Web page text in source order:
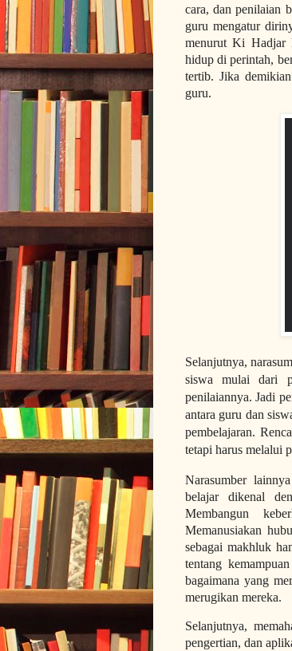
cara, dan penilaian
guru mengatur
menurut Ki Hadjar
hidup di perintah,
tertib. Jika
guru.
Selanjutnya,
siswa mulai dari
penilaiannya. Jadi
antara guru dan
pembelajaran.
tetapi harus melalui
Narasumber
belajar dikenal
Membangun
Memanusiakan
sebagai makhluk
tentang
bagaimana yang
merugikan mereka.
Selanjutnya,
pengertian, dan